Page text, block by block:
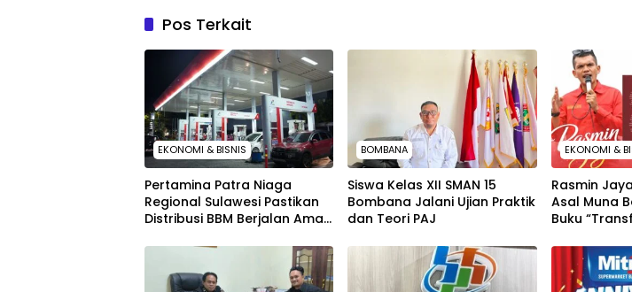
Pos Terkait
EKONOMI & BISNIS
Pertamina Patra Niaga
Regional Sulawesi Pastikan
Distribusi BBM Berjalan Aman
Wilayah Sulawesi
BOMBANA
Siswa Kelas XII SMAN 15
Bombana Jalani Ujian Praktik
dan Teori PAJ
EKONOMI &
Rasmin
Asal Muna
Buku